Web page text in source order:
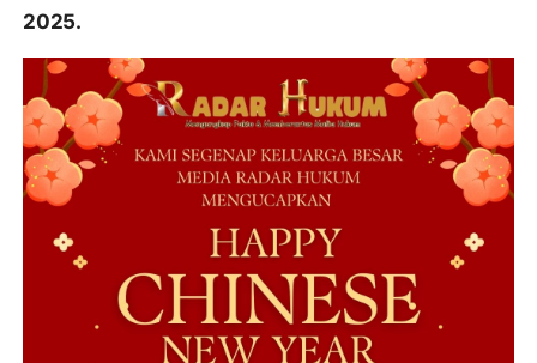
2025.